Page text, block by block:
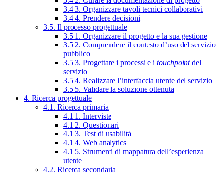
3.4.3. Organizzare tavoli tecnici collaborativi
3.4.4. Prendere decisioni
3.5. Il processo progettuale
3.5.1. Organizzare il progetto e la sua gestione
3.5.2. Comprendere il contesto d’uso del servizio
pubblico
3.5.3. Progettare i processi e i touchpointdel
servizio
3.5.4. Realizzare l’interfaccia utente del servizio
3.5.5. Validare la soluzione ottenuta
4. Ricerca progettuale
4.1. Ricerca primaria
4.1.1. Interviste
4.1.2. Questionari
4.1.3. Test di usabilità
4.1.4. Web analytics
4.1.5. Strumenti di mappatura dell’esperienza
utente
4.2. Ricerca secondaria